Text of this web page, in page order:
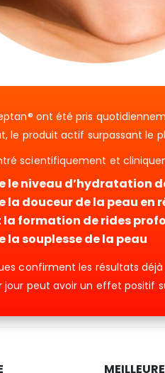
ont été pris
le produit actif surpassant le
scientifiquement et
le niveau d’hydratation
la douceur de la peau en
la formation de rides
la souplesse de la peau
confirment les résultats
jour peut avoir un effet positif